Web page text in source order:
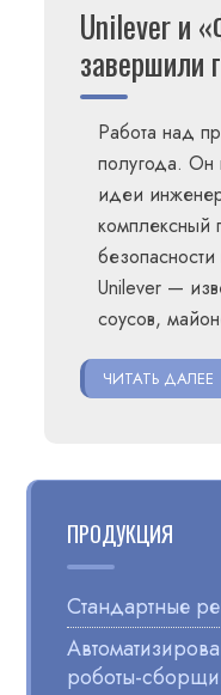
Unilever и
завершили
Работа над
полугода. Он
идеи
комплексный
Unilever —
соусов,
ЧИТАТЬ ДАЛЕЕ
ПРОДУКЦИЯ
Стандартные
роботы-